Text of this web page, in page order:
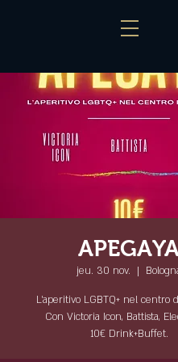
jeu. 30 nov.
  |
L'aperitivo LGBTQ+ nel centro
Con Victoria Icon, Battista,
10€ Drink+Buffet.